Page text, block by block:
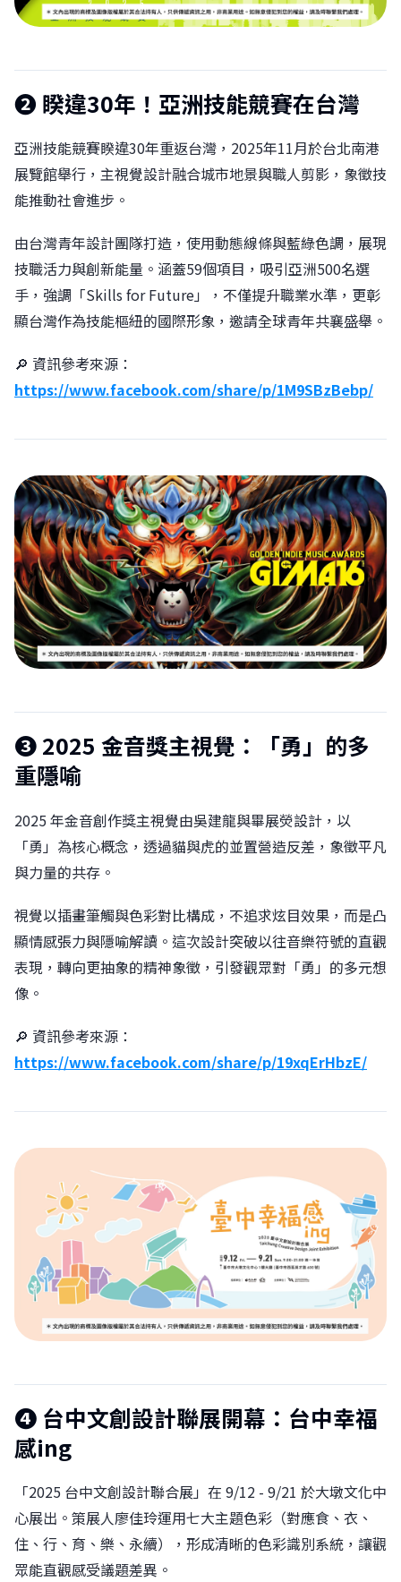
❷ 睽違30年！亞洲技能競賽在台灣󠀠
亞洲技能競賽睽違30年重返台灣，2025年11月於台北南港
展覽館舉行，主視覺設計融合城市地景與職人剪影，象徵技
能推動社會進步。
由台灣青年設計團隊打造，使用動態線條與藍綠色調，展現
技職活力與創新能量。涵蓋59個項目，吸引亞洲500名選
手，強調「Skills for Future」，不僅提升職業水準，更彰
顯台灣作為技能樞紐的國際形象，邀請全球青年共襄盛舉。
🔎 資訊參考來源：
https://www.facebook.com/share/p/1M9SBzBebp/󠀠
❸2025 金音獎主視覺：「勇」的多
重隱喻
2025 年金音創作獎主視覺由吳建龍與畢展熒設計，以
「勇」為核心概念，透過貓與虎的並置營造反差，象徵平凡
與力量的共存。
視覺以插畫筆觸與色彩對比構成，不追求炫目效果，而是凸
顯情感張力與隱喻解讀。這次設計突破以往音樂符號的直觀
表現，轉向更抽象的精神象徵，引發觀眾對「勇」的多元想
像。
🔎 資訊參考來源：
https://www.facebook.com/share/p/19xqErHbzE/
❹ 台中文創設計聯展開幕：台中幸福
感ing
「2025 台中文創設計聯合展」在 9/12 - 9/21 於大墩文化中
心展出。策展人廖佳玲運用七大主題色彩（對應食、衣、
住、行、育、樂、永續），形成清晰的色彩識別系統，讓觀
眾能直觀感受議題差異。